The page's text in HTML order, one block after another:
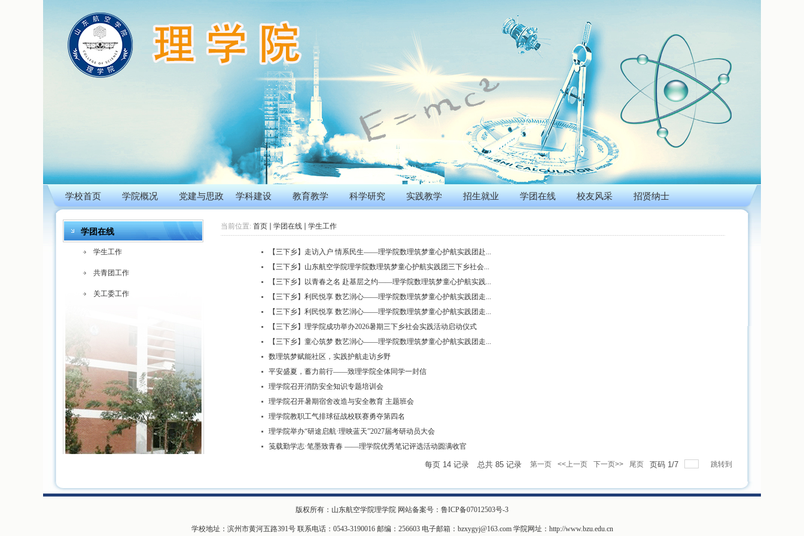
学校首页 学院概况 党建与思政 学科建设 教育教学 科学研究 实践教学 招生就业 学团在线 校友风采 招贤纳士
学团在线
学生工作
共青团工作
关工委工作
当前位置: 首页 学团在线 学生工作
【三下乡】走访入户 情系民生——理学院数理筑梦童心护航实践团赴...
【三下乡】山东航空学院理学院数理筑梦童心护航实践团三下乡社会...
【三下乡】以青春之名 赴基层之约——理学院数理筑梦童心护航实践...
【三下乡】利民悦享 数艺润心——理学院数理筑梦童心护航实践团走...
【三下乡】利民悦享 数艺润心——理学院数理筑梦童心护航实践团走...
【三下乡】理学院成功举办2026暑期三下乡社会实践活动启动仪式
【三下乡】童心筑梦 数艺润心——理学院数理筑梦童心护航实践团走...
数理筑梦赋能社区，实践护航走访乡野
平安盛夏，蓄力前行——致理学院全体同学一封信
理学院召开消防安全知识专题培训会
理学院召开暑期宿舍改造与安全教育 主题班会
理学院教职工气排球征战校联赛勇夺第四名
理学院举办“研途启航·理映蓝天”2027届考研动员大会
笺载勤学志·笔墨致青春 ——理学院优秀笔记评选活动圆满收官
每页 14 记录 总共 85 记录 第一页 <<上一页 下一页>> 尾页 页码 1/7 跳转到
版权所有：山东航空学院理学院 网站备案号： 鲁ICP备07012503号-3
学校地址：滨州市黄河五路391号 联系电话：0543-3190016 邮编：256603 电子邮箱： bzxygyj@163.com学院网址：http://www.bzu.edu.cn